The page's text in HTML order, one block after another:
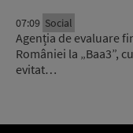
07:09 Social
Agenția de evaluare
României la „Baa3”,
evitat…